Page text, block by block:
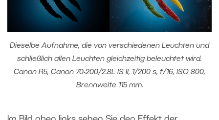
Dieselbe Aufnahme, die von verschiedenen Leuchten und
schließlich allen Leuchten gleichzeitig beleuchtet wird.
Canon R5, Canon 70-200/2.8L IS II, 1/200 s, f/16, ISO 800,
Brennweite 115 mm.